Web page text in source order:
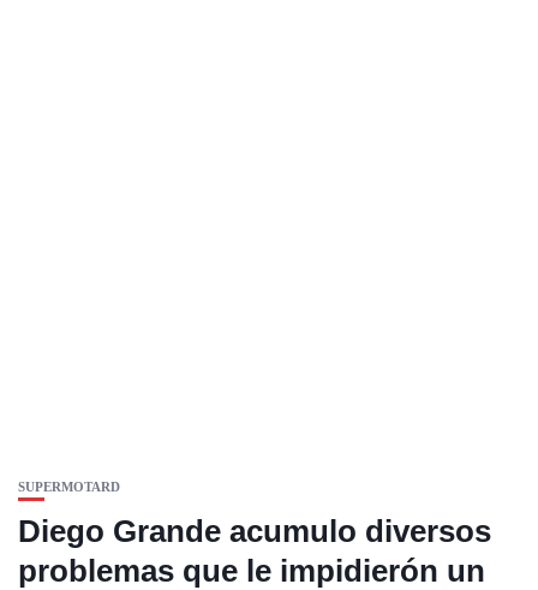
SUPERMOTARD
Diego Grande acumulo diversos
problemas que le impidierón un